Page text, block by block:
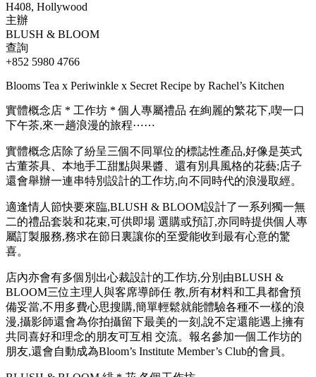
H408, Hollywood
主辦
BLUSH & BLOOM
查詢
+852 5980 4766
Blooms Tea x Periwinkle x Secret Recipe by Rachel’s Kitchen
實體概念店 * 工作坊 * 個人專屬禮品 在絢麗的繁花下,喫一口
下午茶,來一趟浪漫的旅程⋯⋯
實體概念店除了紛呈三個不同單位的標誌性產品,好像是英式
古董茶具、本地手工甜點與果醬、還有別具風格的花藝;店子
還會舉辦一連串特別設計的工作坊,向不同時代的浪漫取經。
適逢情人節快要來臨,BLUSH & BLOOM設計了一系列獨一無
二的禮品套裝和花束,可供即場 選購或預訂,亦同時提供個人專
屬訂製服務,務求在節日裏讓你的至愛能收到最有心意的驚
喜。
店內亦會有多個別出心裁設計的工作坊,分別由BLUSH &
BLOOM三位主理人與客席導師任 教,所有材料和工具都會預
備妥當,不用多費心思搜購,簡單輕鬆就能體驗各種不一樣的浪
漫,攝影師還會為你拍攝留下最美的一刻,說不定還能遇上擁有
共同喜好和理念的朋友可互相 交流。報名參加一個工作坊的
朋友,還會自動成為Bloom’s Institute Member’s Club的會員。